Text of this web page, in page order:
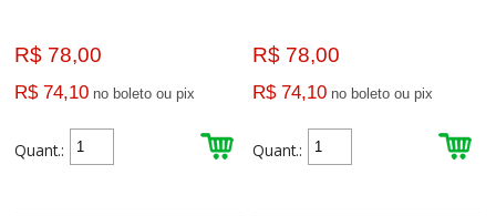
R$ 78,00
R$ 74,10 no boleto ou pix
Quant.:
R$ 78,00
R$ 74,10 no boleto ou pix
Quant.: